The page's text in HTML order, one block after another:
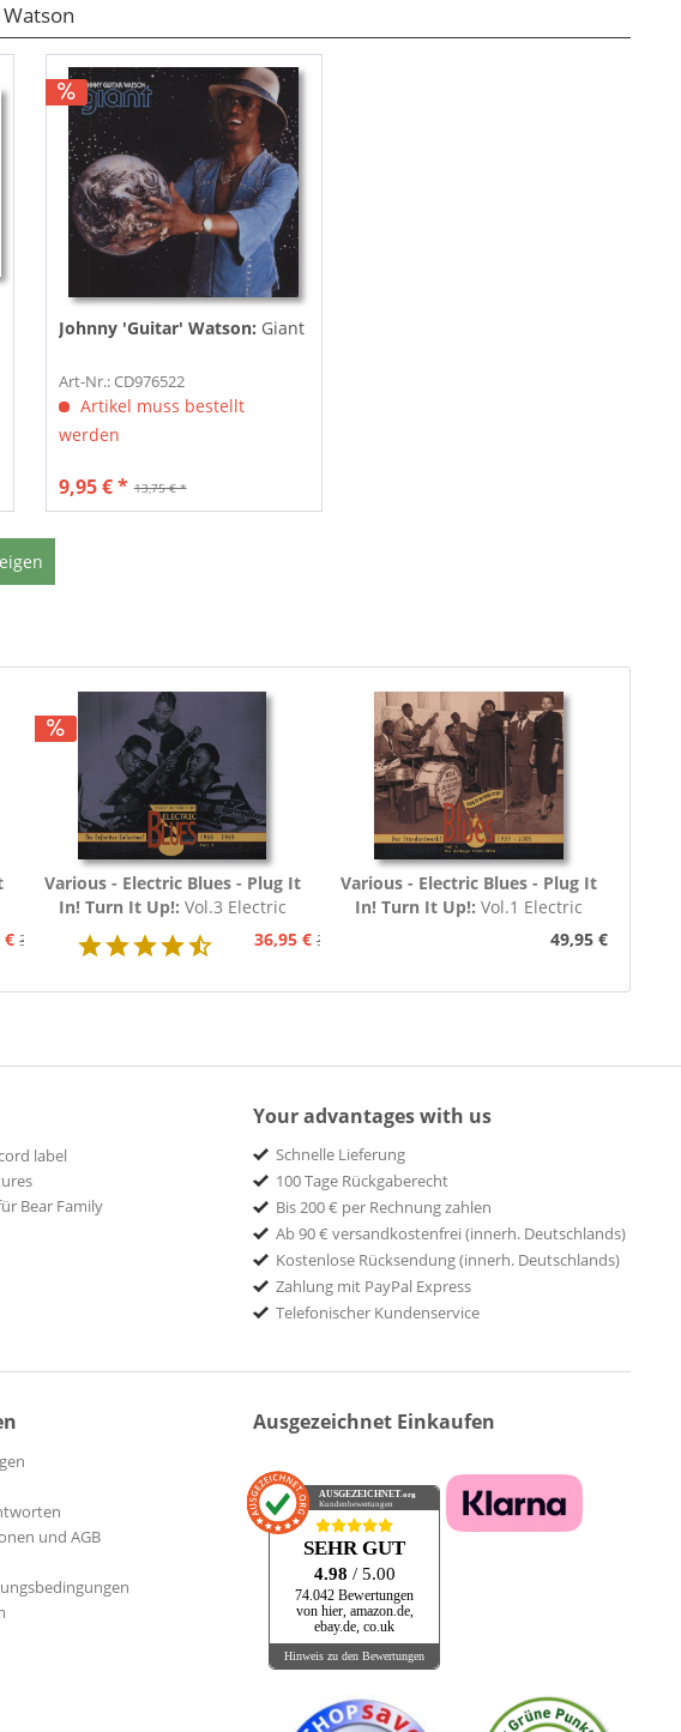
Johnny 'Guitar' Watson: Giant
Art-Nr.: CD976522
Artikel muss bestellt
werden
13,75 € *
9,95 € *
€ 39,95 €
Various - Electric Blues - Plug It
In! Turn It Up!: Vol.3 Electric
Blues 1960 - 1969 (3-CD)36,95 € 39,95 €
Various - Electric Blues - Plug It
In! Turn It Up!: Vol.1 Electric
Blues 1939 - 1954 (Deutsch)49,95 €
label
Bear Family
Your advantages with us
Schnelle Lieferung
100 Tage Rückgaberecht
Bis 200 € per Rechnung zahlen
Ab 90 € versandkostenfrei (innerh. Deutschlands)
Kostenlose Rücksendung (innerh. Deutschlands)
Zahlung mit PayPal Express
Telefonischer Kundenservice
und AGB
Ausgezeichnet Einkaufen
AUSGEZEICHNET .org
Kundenbewertungen
SEHR GUT
4.98 / 5.00
74.042 Bewertungen
von hier, amazon.de,
ebay.de, co.uk
Hinweis zu den Bewertungen